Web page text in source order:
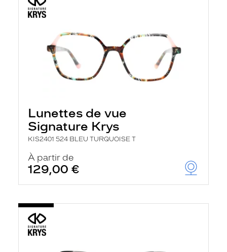
Lunettes de vue
Signature Krys
KIS2401 524 BLEU TURQUOISE T
À partir de
129,00 €